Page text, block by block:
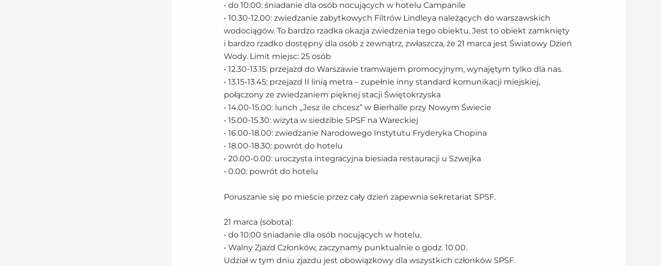
• do 10.00: śniadanie dla osób nocujących w hotelu Campanile
• 10.30-12.00: zwiedzanie zabytkowych Filtrów Lindleya należących do warszawskich
wodociągów. To bardzo rzadka okazja zwiedzenia tego obiektu. Jest to obiekt zamknięty
i bardzo rzadko dostępny dla osób z zewnątrz, zwłaszcza, że 21 marca jest Światowy Dzień
Wody. Limit miejsc: 25 osób
• 12.30-13.15: przejazd do Warszawie tramwajem promocyjnym, wynajętym tylko dla nas.
• 13.15-13.45: przejazd II linią metra – zupełnie inny standard komunikacji miejskiej,
połączony ze zwiedzaniem pięknej stacji Świętokrzyska
• 14.00-15.00: lunch „Jesz ile chcesz” w Bierhalle przy Nowym Świecie
• 15.00-15.30: wizyta w siedzibie SPSF na Wareckiej
• 16.00-18.00: zwiedzanie Narodowego Instytutu Fryderyka Chopina
• 18.00-18.30: powrót do hotelu
• 20.00-0.00: uroczysta integracyjna biesiada restauracji u Szwejka
• 0.00: powrót do hotelu
Poruszanie się po mieście przez cały dzień zapewnia sekretariat SPSF.
21 marca (sobota):
• do 10:00 śniadanie dla osób nocujących w hotelu.
• Walny Zjazd Członków, zaczynamy punktualnie o godz. 10.00.
Udział w tym dniu zjazdu jest obowiązkowy dla wszystkich członków SPSF.